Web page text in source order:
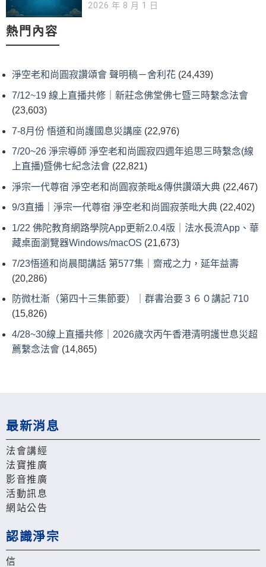
2026 年 8 月 1 日
熱門內容
淨空老和尚圓寂讚頌會 聲明稿－舍利花 (24,439)
7/12~19 線上直播共修｜新莊念佛堂佛七暨三時繫念法會
(23,603)
7-8月份 悟道和尚護國息災講座 (22,976)
7/20~26 淨宗導師 淨空老和尚圓寂四週年追思三時繫念(線
上直播)暨佛七紀念法會 (22,821)
淨宗一代尊宿 淨空老和尚圓寂荼毗&傳供讚頌大典 (22,467)
9/3直播｜淨宗一代尊宿 淨空老和尚圓寂荼毗大典 (22,402)
1/22 佛陀教育網路學院App更新2.0.4版｜法水長流App、華
藏桌面瀏覽器Windows/macOS (21,673)
7/23悟道和尚晨間講話 第577集｜齋戒之力，延年益壽
(20,286)
防微杜漸（第四十三集節要）｜群書治要３６０講記 710
(15,826)
4/28~30線上直播共修｜2026歲次丙午香港清明護世息災超
薦繫念法會 (14,865)
最新消息
法會講經
法寶推廣
影音推廣
活動訊息
網站公告
認識淨宗
信